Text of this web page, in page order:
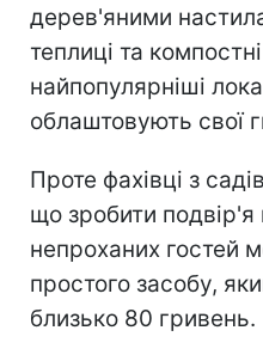
дерев'яними
теплиці та
найпопулярніші
облаштовують свої
Проте фахівці з
що зробити
непроханих гостей
простого засобу,
близько 80 гривень.